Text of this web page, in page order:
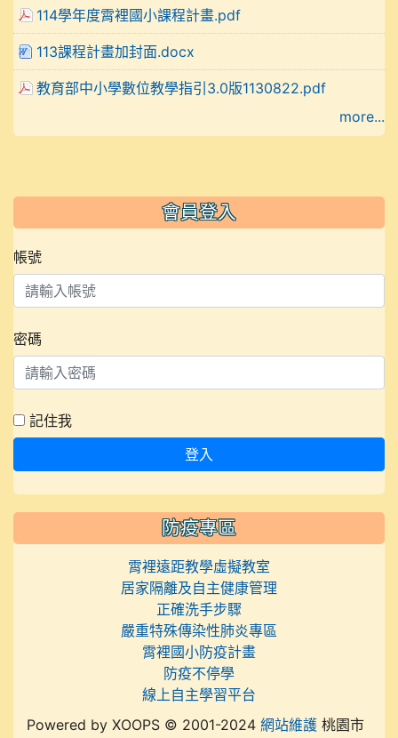
114學年度霄裡國小課程計畫.pdf
113課程計畫加封面.docx
教育部中小學數位教學指引3.0版1130822.pdf
more...
會員登入
帳號
密碼
記住我
登入
防疫專區
霄裡遠距教學虛擬教室
居家隔離及自主健康管理
正確洗手步驟
嚴重特殊傳染性肺炎專區
霄裡國小防疫計畫
防疫不停學
線上自主學習平台
Powered by XOOPS © 2001-2024 網站維護 桃園市